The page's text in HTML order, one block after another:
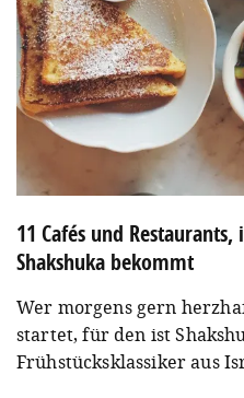
11 Cafés und
Shakshuka bekommt
Wer morgens gern
startet, für den ist
Frühstücksklassiker aus